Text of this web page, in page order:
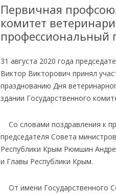
Первичная
комитет
профессиональный
31 августа 2020 года
Виктор Викторович принял
празднованию Дня
здании Государственного
Со словами поздравления к
председателя Совета
Республики Крым Рюмшин
и Главы Республики Крым.
От имени Государственного